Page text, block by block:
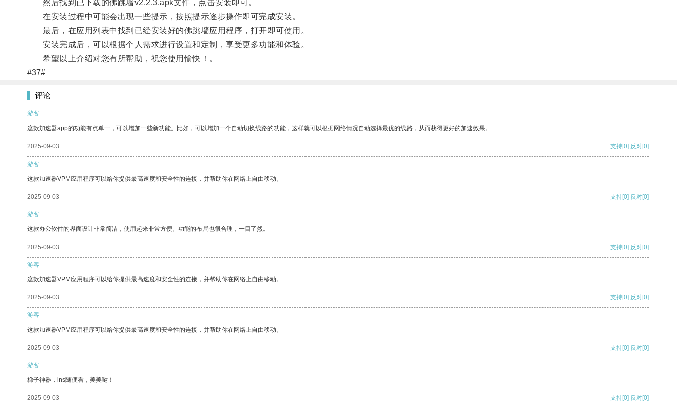
然后找到已下载的佛跳墙v2.2.3.apk文件，点击安装即可。
在安装过程中可能会出现一些提示，按照提示逐步操作即可完成安装。
最后，在应用列表中找到已经安装好的佛跳墙应用程序，打开即可使用。
安装完成后，可以根据个人需求进行设置和定制，享受更多功能和体验。
希望以上介绍对您有所帮助，祝您使用愉快！。
#37#
评论
游客
这款加速器app的功能有点单一，可以增加一些新功能。比如，可以增加一个自动切换线路的功能，这样就可以根据网络情况自动选择最优的线路，从而获得更好的加速效果。
2025-09-03 支持[0] 反对[0]
游客
这款加速器VPM应用程序可以给你提供最高速度和安全性的连接，并帮助你在网络上自由移动。
2025-09-03 支持[0] 反对[0]
游客
这款办公软件的界面设计非常简洁，使用起来非常方便。功能的布局也很合理，一目了然。
2025-09-03 支持[0] 反对[0]
游客
这款加速器VPM应用程序可以给你提供最高速度和安全性的连接，并帮助你在网络上自由移动。
2025-09-03 支持[0] 反对[0]
游客
这款加速器VPM应用程序可以给你提供最高速度和安全性的连接，并帮助你在网络上自由移动。
2025-09-03 支持[0] 反对[0]
游客
梯子神器，ins随便看，美美哒！
2025-09-03 支持[0] 反对[0]